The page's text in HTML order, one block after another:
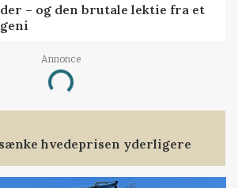
– og den brutale lektie fra et
Annonce
Loading...
hvedeprisen yderligere